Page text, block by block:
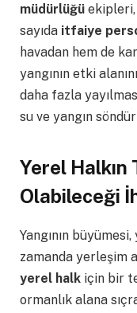
müdürlüğü ekipleri,
sayıda itfaiye
havadan hem de
yangının etki
daha fazla
su ve yangın
Yerel Halkın
Olabileceği
Yangının
zamanda yerleşim
yerel halk için bir
ormanlık alana